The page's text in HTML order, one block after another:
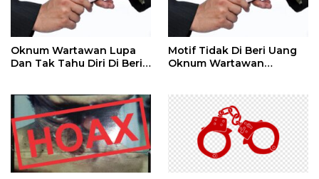
Oknum Wartawan Lupa
Dan Tak Tahu Diri Di Beri
Motif Tidak Di Beri Uang
Oknum Wartawan
Seperti Di Mall
Menawarkan Hadiah